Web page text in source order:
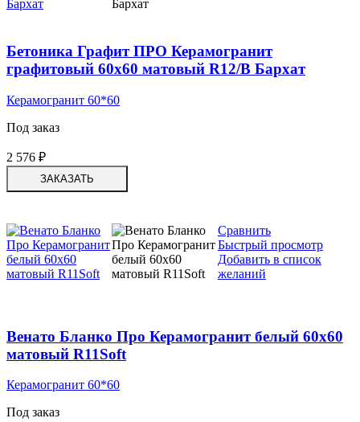
Бетоника Графит ПРО Керамогранит
графитовый 60х60 матовый R12/B Бархат
Керамогранит 60*60
Под заказ
2 576 ₽
ЗАКАЗАТЬ
Сравнить
Быстрый просмотр
Добавить в список
желаний
Венато Бланко Про Керамогранит белый 60х60
матовый R11Soft
Керамогранит 60*60
Под заказ